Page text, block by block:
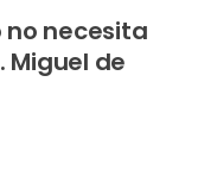
no necesita
Miguel de